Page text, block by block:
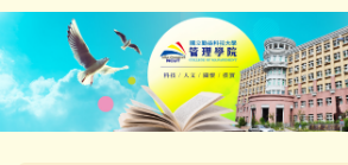
跳
到
主
要
內